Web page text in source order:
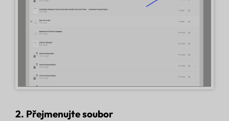
2. Přejmenujte soubor